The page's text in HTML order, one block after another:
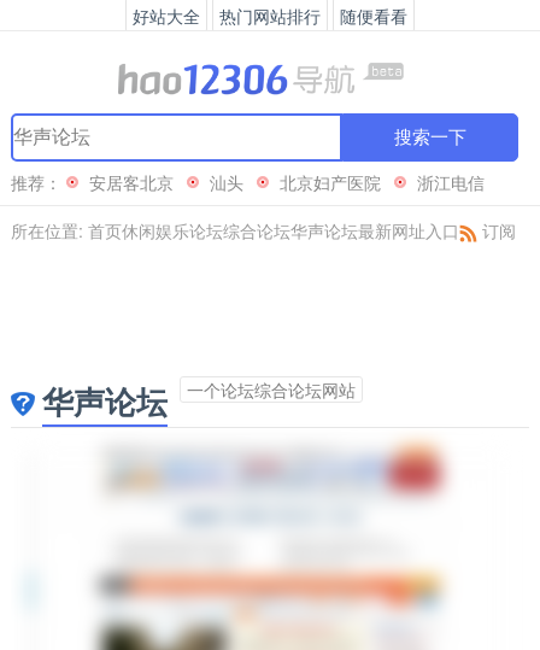
好站大全 热门网站排行 随便看看
搜索一下
推荐： 安居客北京 汕头 北京妇产医院
浙江电信
所在位置: 首页休闲娱乐论坛综合论坛华声论坛最新网址入口 订阅
华声论坛 一个论坛综合论坛网站